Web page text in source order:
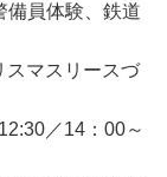
員体験、鉄道
スマスリースづ
／14：00～